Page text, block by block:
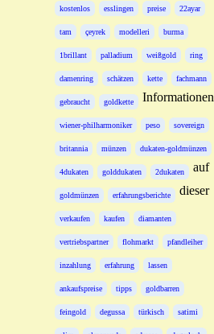
kostenlos esslingen preise 22ayar
tam çeyrek modelleri burma
1brillant palladium weißgold ring
damenring schätzen kette fachmann
gebraucht goldkette
wiener-philharmoniker peso sovereign
britannia münzen dukaten-goldmünzen
4dukaten golddukaten 2dukaten
goldmünzen erfahrungsberichte
verkaufen kaufen diamanten
vertriebspartner flohmarkt pfandleiher
inzahlung erfahrung lassen
ankaufspreise tipps goldbarren
feingold degussa türkisch satimi
Informationen
auf
dieser